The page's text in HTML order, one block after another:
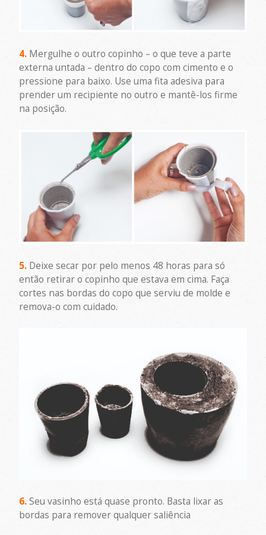
4. Mergulhe o outro copinho – o que teve a parte
externa untada – dentro do copo com cimento e o
pressione para baixo. Use uma fita adesiva para
prender um recipiente no outro e mantê-los firme
na posição.
5. Deixe secar por pelo menos 48 horas para só
então retirar o copinho que estava em cima. Faça
cortes nas bordas do copo que serviu de molde e
remova-o com cuidado.
6. Seu vasinho está quase pronto. Basta lixar as
bordas para remover qualquer saliência